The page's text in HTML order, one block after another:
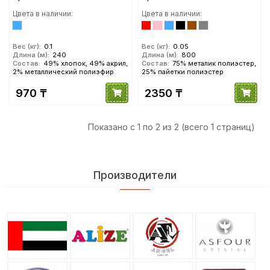
Цвета в наличии:
Вес (кг): 0.1
Длина (м): 240
Состав: 49% хлопок, 49% акрил,
2% металлический полиэфир
970 ₸
Цвета в наличии:
Вес (кг): 0.05
Длина (м): 800
Состав: 75% металик полиэстер,
25% пайетки полиэстер
2350 ₸
Показано с 1 по 2 из 2 (всего 1 страниц)
Производители